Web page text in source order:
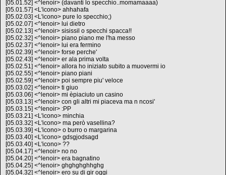
[05.01.52] <^lenoir> (davanti lo specchio..momamaaaa)
[05.01.57] <L'icono> ahhahafa
[05.02.03] <L'icono> pure lo specchio;)
[05.02.07] <^lenoir> lui dietro
[05.02.13] <^lenoir> sisissil o specchi spacca!!
[05.02.32] <^lenoir> piano piano me l'ha messo
[05.02.37] <^lenoir> lui era fermino
[05.02.39] <^lenoir> forse perche'
[05.02.43] <^lenoir> er ala prima volta
[05.02.51] <^lenoir> allora ho iniziato subito a muovermi io
[05.02.55] <^lenoir> piano piani
[05.02.59] <^lenoir> poi sempre piu' veloce
[05.03.02] <^lenoir> ti giuo
[05.03.06] <^lenoir> mi èpiaciuto un casino
[05.03.13] <^lenoir> con gli altri mi piaceva ma n ncosi'
[05.03.15] <^lenoir> :PP
[05.03.21] <L'icono> minchia
[05.03.32] <L'icono> ma però vasellina?
[05.03.39] <L'icono> o burro o margarina
[05.03.40] <L'icono> gdsgjodsagd
[05.03.40] <L'icono> ??
[05.04.17] <^lenoir> no no
[05.04.20] <^lenoir> era bagnatino
[05.04.25] <^lenoir> ghghghghhghg
[05.04.32] <^lenoir> ero su di gir oggi